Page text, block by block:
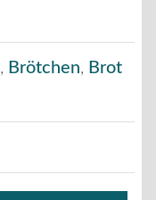
, Brötchen, Brot